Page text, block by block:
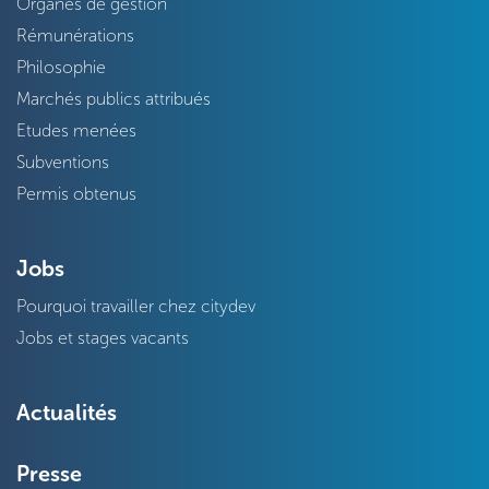
Rémunérations
Philosophie
Marchés publics attribués
Etudes menées
Subventions
Permis obtenus
Jobs
Pourquoi travailler chez citydev
Jobs et stages vacants
Actualités
Presse